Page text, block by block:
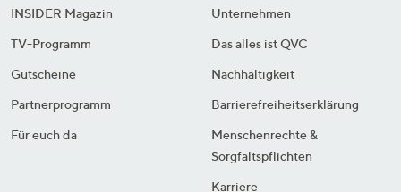
INSIDER Magazin
TV-Programm
Gutscheine
Partnerprogramm
Für euch da
Unternehmen
Das alles ist QVC
Nachhaltigkeit
Barrierefreiheitserklärung
Menschenrechte &
Sorgfaltspflichten
Karriere